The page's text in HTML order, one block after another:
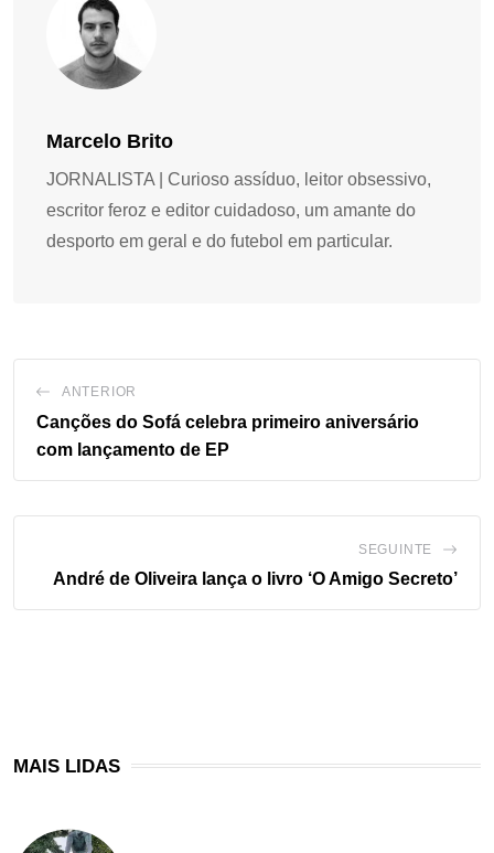
Marcelo Brito
JORNALISTA | Curioso assíduo, leitor obsessivo,
escritor feroz e editor cuidadoso, um amante do
desporto em geral e do futebol em particular.
ANTERIOR
Canções do Sofá celebra primeiro aniversário
com lançamento de EP
SEGUINTE
André de Oliveira lança o livro ‘O Amigo Secreto’
MAIS LIDAS